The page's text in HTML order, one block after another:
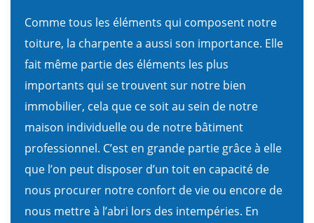
Comme tous les éléments qui composent notre
toiture, la charpente a aussi son importance. Elle
fait même partie des éléments les plus
importants qui se trouvent sur notre bien
immobilier, cela que ce soit au sein de notre
maison individuelle ou de notre bâtiment
professionnel. C’est en grande partie grâce à elle
que l’on peut disposer d’un toit en capacité de
nous procurer notre confort de vie ou encore de
nous mettre à l’abri lors des intempéries. En